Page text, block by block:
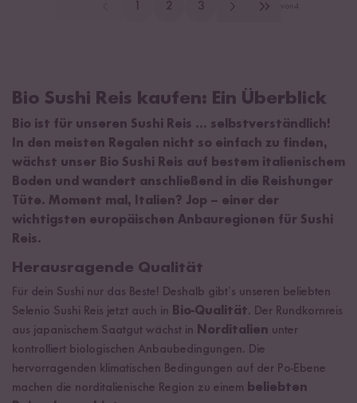
2 3
Bio Sushi Reis kaufen: Ein Überblick
Bio ist für unseren Sushi Reis ... selbstverständlich!
In den meisten Regalen nicht so einfach zu finden,
wächst unser Bio Sushi Reis auf bestem italienischem
Boden und wandert anschließend in die Reishunger
Tüte. Moment mal, Italien? Jop – einer der
wichtigsten europäischen Anbauregionen für Sushi
Reis.
Herausragende Qualität
Für dein Sushi nur das Beste! Deshalb gibt’s unseren beliebten
Selenio Sushi Reis jetzt auch in Bio-Qualität. Der Rundkornreis
aus japanischem Saatgut wächst in Norditalien unter
kontrolliert biologischen Anbaubedingungen. Die
hervorragenden klimatischen Bedingungen auf der Po-Ebene
machen die norditalienische Region zu einem beliebten